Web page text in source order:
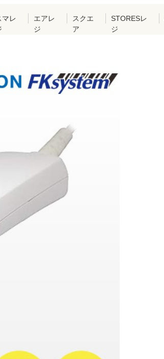
マレ
エアレ
ジ
スクエ
ア
STORESレ
ジ